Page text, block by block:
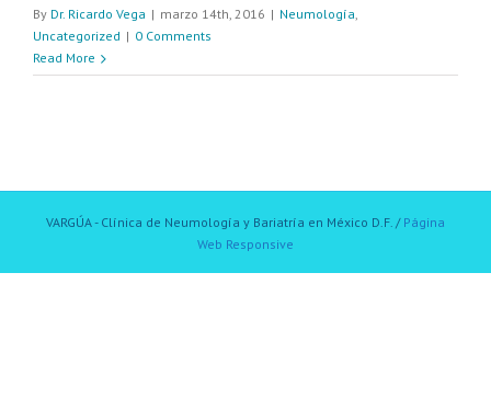
By Dr. Ricardo Vega | marzo 14th, 2016 | Neumología,
Uncategorized | 0 Comments
Read More
VARGÚA - Clínica de Neumología y Bariatría en México D.F. / Página
Web Responsive